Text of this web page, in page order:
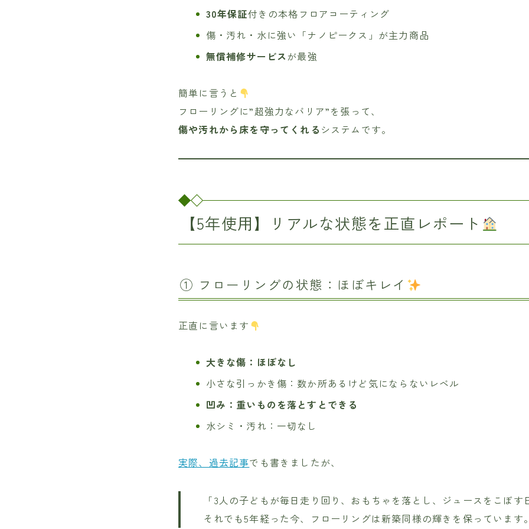
30年保証付きの本格フロアコーティング
傷・汚れ・水に強い「ナノピークス」が主力商品
無償補修サービスが最強
簡単に言うと
フローリングに”超強力なバリア”を張って、
傷や汚れから床を守ってくれる システムです。
【5年使用】リアルな状態を正直レポート
① フローリングの状態：ほぼキレイ
正直に言います
大きな傷：ほぼなし
小さな引っかき傷：数か所あるけど気にならないレベル
凹み：重いものを落とすとできる
水シミ・汚れ：一切なし
実際、過去記事でも書きましたが、
「3人の子どもが毎日走り回り、おもちゃを落とし、ジュースをこぼす
それでも5年経った今、フローリングは新築同様の輝きを保っています